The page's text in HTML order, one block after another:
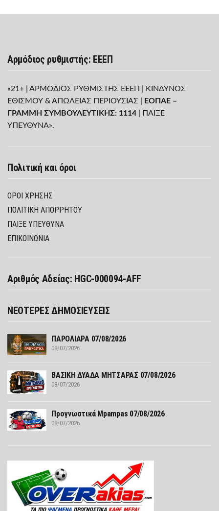
Αρμόδιος ρυθμιστής: ΕΕΕΠ
«21+ | ΑΡΜΟΔΙΟΣ ΡΥΘΜΙΣΤΗΣ ΕΕΕΠ | ΚΙΝΔΥΝΟΣ
ΕΘΙΣΜΟΥ & ΑΠΩΛΕΙΑΣ ΠΕΡΙΟΥΣΙΑΣ |
ΕΟΠΑΕ –
ΓΡΑΜΜΗ ΣΥΜΒΟΥΛΕΥΤΙΚΗΣ: 1114 | ΠΑΙΞΕ
ΥΠΕΥΘΥΝΑ».
Πολιτική και όροι
ΌΡΟΙ ΧΡΉΣΗΣ
ΠΟΛΙΤΙΚΉ ΑΠΟΡΡΉΤΟΥ
ΠΑΊΞΕ ΥΠΕΎΘΥΝΑ
ΕΠΙΚΟΙΝΩΝΙΑ
Αριθμός Αδείας: HGC-000094-AFF
ΝΕΟΤΕΡΕΣ ΔΗΜΟΣΙΕΥΣΕΙΣ
ΠΑΡΟΛΙΑΡΑ 07/08/2026
08/07/2026
ΒΑΣΙΚΗ ΔΥΑΔΑ ΜΗΤΣΑΡΑΣ 07/08/2026
08/07/2026
Προγνωστικά Mpampas 07/08/2026
08/07/2026